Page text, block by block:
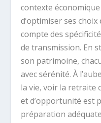
contexte
d’optimiser ses
compte des
de transmission. En
son patrimoine,
avec sérénité. À
la vie, voir la retraite
et d’opportunité est
préparation